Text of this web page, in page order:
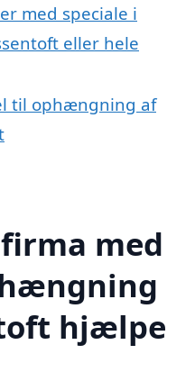
med speciale i
eller hele
til ophængning af
med
hjælpe